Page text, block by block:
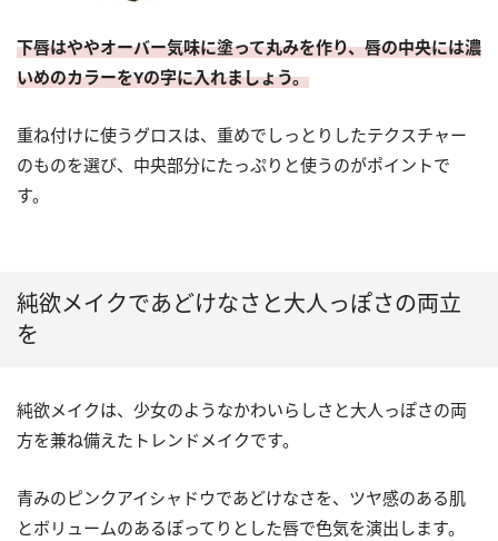
下唇はややオーバー気味に塗って丸みを作り、唇の中央には濃
いめのカラーをYの字に入れましょう。
重ね付けに使うグロスは、重めでしっとりしたテクスチャー
のものを選び、中央部分にたっぷりと使うのがポイントで
す。
純欲メイクであどけなさと大人っぽさの両立
を
純欲メイクは、少女のようなかわいらしさと大人っぽさの両
方を兼ね備えたトレンドメイクです。
青みのピンクアイシャドウであどけなさを、ツヤ感のある肌
とボリュームのあるぽってりとした唇で色気を演出します。